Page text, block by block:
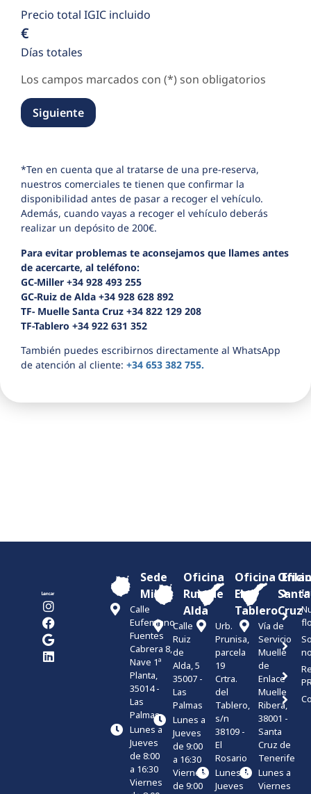
Precio total IGIC incluido
€
Días totales
Los campos marcados con (*) son obligatorios
Siguiente
*Ten en cuenta que al tratarse de una pre-reserva,
nuestros comerciales te tienen que confirmar la
disponibilidad antes de pasar a recoger el vehículo.
Además, cuando vayas a recoger el vehículo deberás
realizar un depósito de 200€.
Para evitar problemas te aconsejamos que llames antes
de acercarte, al teléfono:
GC-Miller +34 928 493 255
GC-Ruiz de Alda +34 928 628 892
TF- Muelle Santa Cruz +34 822 129 208
TF-Tablero +34 922 631 352
También puedes escribirnos directamente al WhatsApp
de atención al cliente: +34 653 382 755.
Sede
Miller
Calle
Eufemiano
Fuentes
Cabrera 8,
Nave 1ª
Planta,
35014 -
Las
Palmas
Lunes a
Jueves
de 8:00
a 16:30
Viernes
Oficina
Ruiz de
Alda
Calle
Ruiz
de
Alda, 5
35007 -
Las
Palmas
Lunes a
Jueves
de 9:00
a 16:30
Viernes
de 9:00
Oficina
El
Tablero
Urb.
Prunisa,
parcela
19
Crtra.
del
Tablero,
s/n
38109 -
El
Rosario
Lunes a
Jueves
Santa
Cruz
Vía de
Servicio
Muelle
de
Enlace
Muelle
Ribera,
38001 -
Santa
Cruz de
Tenerife
Lunes a
Viernes